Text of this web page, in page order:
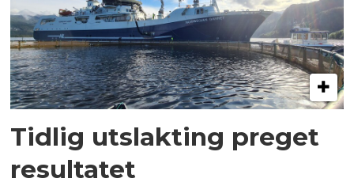
Tidlig utslakting preget
resultatet